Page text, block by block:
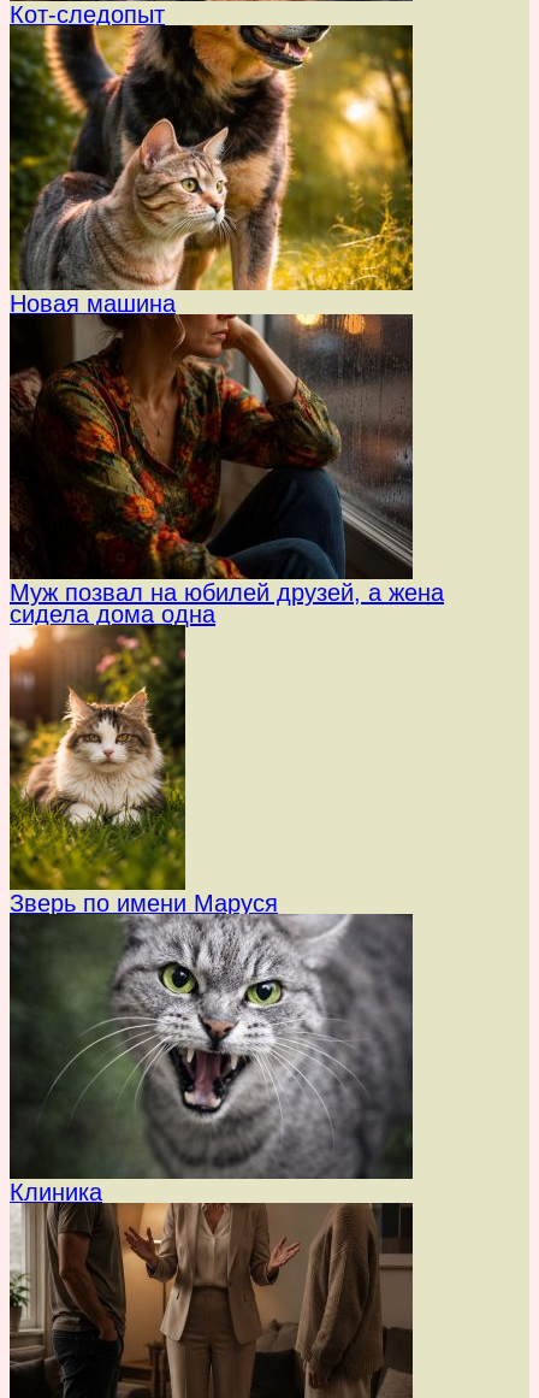
Кот-следопыт
Новая машина
Муж позвал на юбилей друзей, а жена
сидела дома одна
Зверь по имени Маруся
Клиника